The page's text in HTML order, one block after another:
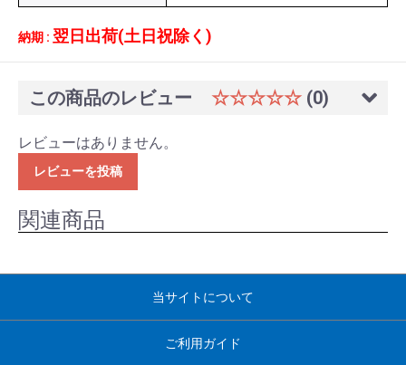
納期 : 翌日出荷(土日祝除く)
この商品のレビュー ☆☆☆☆☆ (0)
レビューはありません。
レビューを投稿
関連商品
当サイトについて
ご利用ガイド